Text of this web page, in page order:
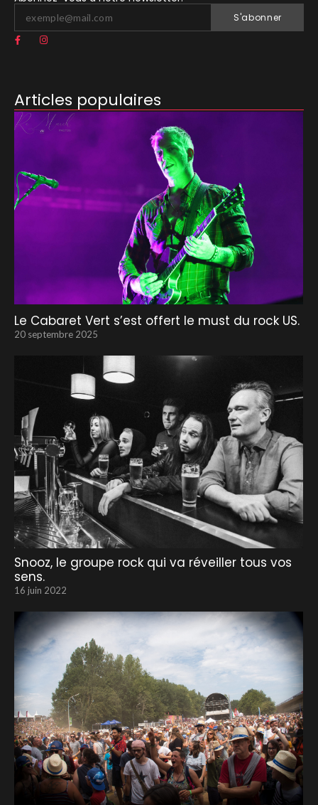
S'abonner
Articles populaires
Le Cabaret Vert s’est offert le must du rock US.
20 septembre 2025
Snooz, le groupe rock qui va réveiller tous vos
sens.
16 juin 2022